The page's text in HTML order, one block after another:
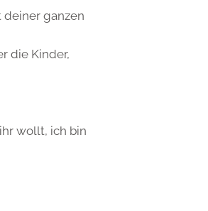
deiner ganzen
die Kinder,
wollt, ich bin